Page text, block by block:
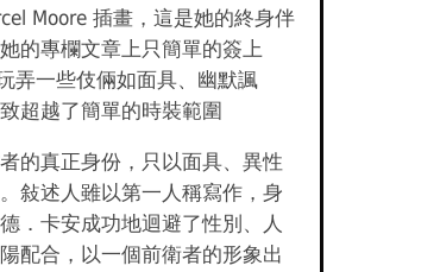
Moore 插畫，這是她的終身伴
的專欄文章上只簡單的簽上
弄一些伎倆如面具、幽默諷
超越了簡單的時裝範圍
的真正身份，只以面具、異性
敍述人雖以第一人稱寫作，身
．卡安成功地迴避了性別、人
配合，以一個前衛者的形象出